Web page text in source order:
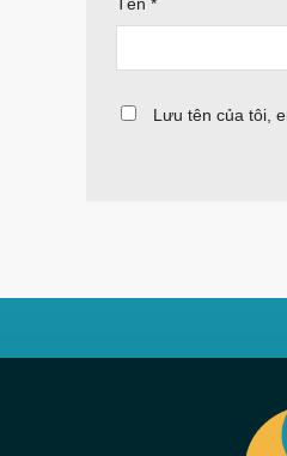
Lưu tên của tôi,